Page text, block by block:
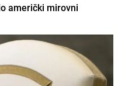
američki mirovni